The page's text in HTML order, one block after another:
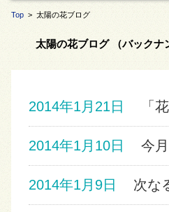
Top > 太陽の花ブログ
太陽の花ブログ （バックナ
2014年1月21日 「花
2014年1月10日 今月
2014年1月9日 次な